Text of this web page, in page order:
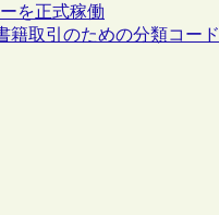
を正式稼働
籍取引のための分類コード